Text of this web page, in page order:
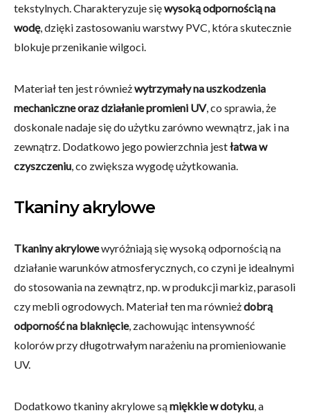
tekstylnych. Charakteryzuje sięwysoką odpornością na
wodę, dzięki zastosowaniu warstwy PVC, która skutecznie
blokuje przenikanie wilgoci.
Materiał ten jest równieżwytrzymały na uszkodzenia
mechaniczne oraz działanie promieni UV, co sprawia, że
doskonale nadaje się do użytku zarówno wewnątrz, jak i na
zewnątrz. Dodatkowo jego powierzchnia jestłatwa w
czyszczeniu, co zwiększa wygodę użytkowania.
Tkaniny akrylowe
Tkaniny akrylowewyróżniają się wysoką odpornością na
działanie warunków atmosferycznych, co czyni je idealnymi
do stosowania na zewnątrz, np. w produkcji markiz, parasoli
czy mebli ogrodowych. Materiał ten ma równieżdobrą
odporność na blaknięcie, zachowując intensywność
kolorów przy długotrwałym narażeniu na promieniowanie
UV.
Dodatkowo tkaniny akrylowe sąmiękkie w dotyku, a